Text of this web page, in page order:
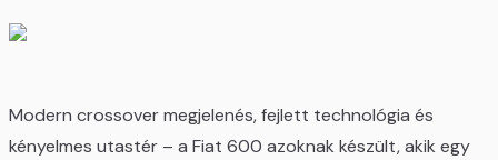
Modern crossover megjelenés, fejlett technológia és
kényelmes utastér – a Fiat 600 azoknak készült, akik egy